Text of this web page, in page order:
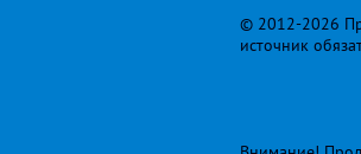
© 2012-2026
источник